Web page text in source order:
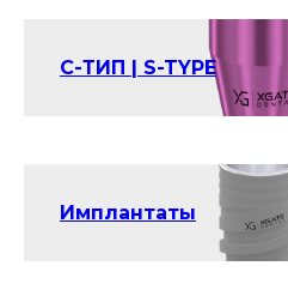
С-ТИП | S-TYPE
Имплантаты